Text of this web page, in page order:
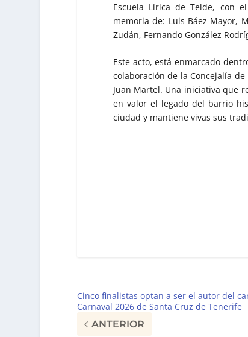
Escuela Lírica de Telde, con
memoria de: Luis Báez Mayor,
Zudán, Fernando González
Este acto, está enmarcado
colaboración de la Concejalía
Juan Martel. Una iniciativa que
en valor el legado del barrio
ciudad y mantiene vivas sus
Cinco finalistas optan a ser el autor del
Carnaval 2026 de Santa Cruz de Tenerife
ANTERIOR